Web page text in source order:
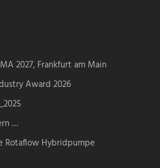
2027, Frankfurt am Main
Award 2026
…
Hybridpumpe